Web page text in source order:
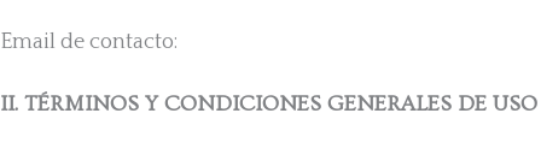
Email de contacto:
II. TÉRMINOS Y CONDICIONES GENERALES DE USO